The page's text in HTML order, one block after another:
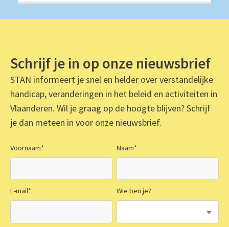
Schrijf je in op onze nieuwsbrief
STAN informeert je snel en helder over verstandelijke
handicap, veranderingen in het beleid en activiteiten in
Vlaanderen. Wil je graag op de hoogte blijven? Schrijf
je dan meteen in voor onze nieuwsbrief.
Voornaam* Naam*
E-mail* Wie ben je?